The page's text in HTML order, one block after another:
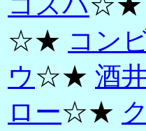
☆★ コン
ウ☆★ 酒
ロー☆★